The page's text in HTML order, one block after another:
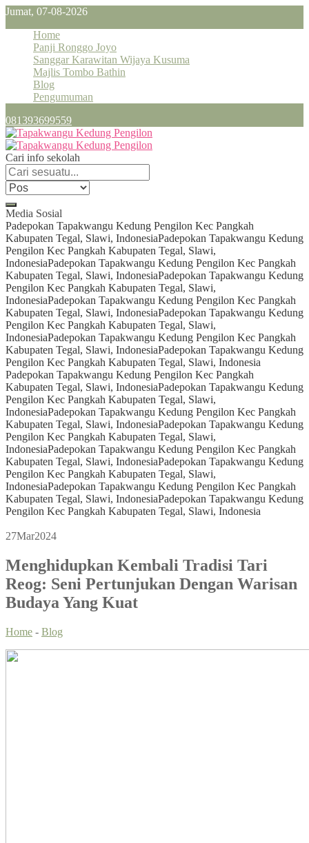
Jumat, 07-08-2026
Home
Panji Ronggo Joyo
Sanggar Karawitan Wijaya Kusuma
Majlis Tombo Bathin
Blog
Pengumuman
081393699559
Cari info sekolah
Media Sosial
Padepokan Tapakwangu Kedung Pengilon Kec Pangkah
Kabupaten Tegal, Slawi, IndonesiaPadepokan Tapakwangu Kedung
Pengilon Kec Pangkah Kabupaten Tegal, Slawi,
IndonesiaPadepokan Tapakwangu Kedung Pengilon Kec Pangkah
Kabupaten Tegal, Slawi, IndonesiaPadepokan Tapakwangu Kedung
Pengilon Kec Pangkah Kabupaten Tegal, Slawi,
IndonesiaPadepokan Tapakwangu Kedung Pengilon Kec Pangkah
Kabupaten Tegal, Slawi, IndonesiaPadepokan Tapakwangu Kedung
Pengilon Kec Pangkah Kabupaten Tegal, Slawi,
IndonesiaPadepokan Tapakwangu Kedung Pengilon Kec Pangkah
Kabupaten Tegal, Slawi, IndonesiaPadepokan Tapakwangu Kedung
Pengilon Kec Pangkah Kabupaten Tegal, Slawi, Indonesia
Padepokan Tapakwangu Kedung Pengilon Kec Pangkah
Kabupaten Tegal, Slawi, IndonesiaPadepokan Tapakwangu Kedung
Pengilon Kec Pangkah Kabupaten Tegal, Slawi,
IndonesiaPadepokan Tapakwangu Kedung Pengilon Kec Pangkah
Kabupaten Tegal, Slawi, IndonesiaPadepokan Tapakwangu Kedung
Pengilon Kec Pangkah Kabupaten Tegal, Slawi,
IndonesiaPadepokan Tapakwangu Kedung Pengilon Kec Pangkah
Kabupaten Tegal, Slawi, IndonesiaPadepokan Tapakwangu Kedung
Pengilon Kec Pangkah Kabupaten Tegal, Slawi,
IndonesiaPadepokan Tapakwangu Kedung Pengilon Kec Pangkah
Kabupaten Tegal, Slawi, IndonesiaPadepokan Tapakwangu Kedung
Pengilon Kec Pangkah Kabupaten Tegal, Slawi, Indonesia
27Mar2024
Menghidupkan Kembali Tradisi Tari
Reog: Seni Pertunjukan Dengan Warisan
Budaya Yang Kuat
Home - Blog